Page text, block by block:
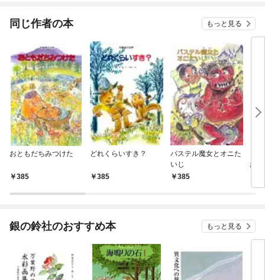
同じ作者の本 もっと見る
おともだちみつけた
385
どれくらいすき？
385
パステル魔女とオニた
いじ
385
紹介
銀の鈴社のおすすめ本 もっと見る